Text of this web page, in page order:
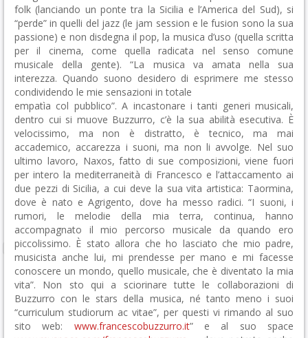
folk (lanciando un ponte tra la Sicilia e l’America del Sud), si
“perde” in quelli del jazz (le jam session e le fusion sono la sua
passione) e non disdegna il pop, la musica d’uso (quella scritta
per il cinema, come quella radicata nel senso comune
musicale della gente). “La musica va amata nella sua
interezza. Quando suono desidero di esprimere me stesso
condividendo le mie sensazioni in totale
empatìa col pubblico”. A incastonare i tanti generi musicali,
dentro cui si muove Buzzurro, c’è la sua abilità esecutiva. È
velocissimo, ma non è distratto, è tecnico, ma mai
accademico, accarezza i suoni, ma non li avvolge. Nel suo
ultimo lavoro, Naxos, fatto di sue composizioni, viene fuori
per intero la mediterraneità di Francesco e l’attaccamento ai
due pezzi di Sicilia, a cui deve la sua vita artistica: Taormina,
dove è nato e Agrigento, dove ha messo radici. “I suoni, i
rumori, le melodie della mia terra, continua, hanno
accompagnato il mio percorso musicale da quando ero
piccolissimo. È stato allora che ho lasciato che mio padre,
musicista anche lui, mi prendesse per mano e mi facesse
conoscere un mondo, quello musicale, che è diventato la mia
vita”. Non sto qui a sciorinare tutte le collaborazioni di
Buzzurro con le stars della musica, né tanto meno i suoi
“curriculum studiorum ac vitae”, per questi vi rimando al suo
sito web: www.francescobuzzurro.it” e al suo space